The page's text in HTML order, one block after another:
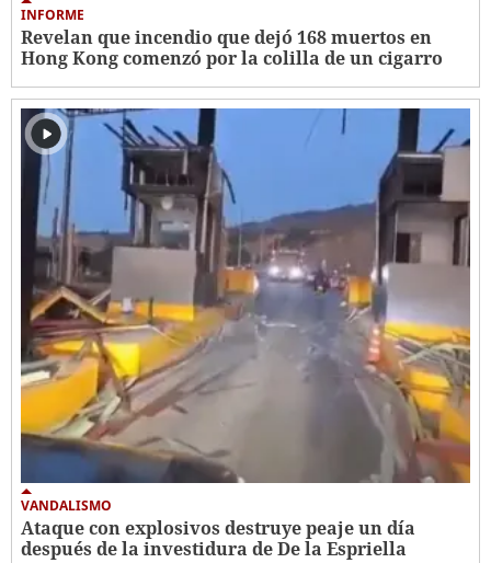
INFORME
Revelan que incendio que dejó 168 muertos en
Hong Kong comenzó por la colilla de un cigarro
VANDALISMO
Ataque con explosivos destruye peaje un día
después de la investidura de De la Espriella